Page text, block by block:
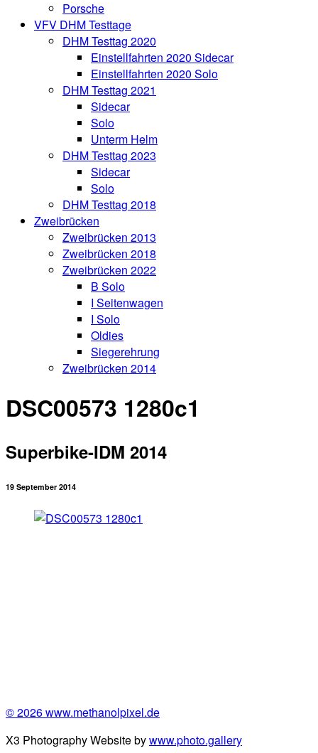
Porsche
VFV DHM Testtage
DHM Testtag 2020
Einstellfahrten 2020 Sidecar
Einstellfahrten 2020 Solo
DHM Testtag 2021
Sidecar
Solo
Unterm Helm
DHM Testtag 2023
Sidecar
Solo
DHM Testtag 2018
Zweibrücken
Zweibrücken 2013
Zweibrücken 2018
Zweibrücken 2022
B Solo
I Seitenwagen
I Solo
Oldies
Siegerehrung
Zweibrücken 2014
DSC00573 1280c1
Superbike-IDM 2014
19 September 2014
© 2026 www.methanolpixel.de
X3 Photography Website bywww.photo.gallery